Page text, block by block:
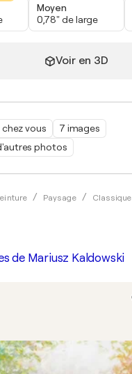
vous
7 images
photos
Paysage Classique
Moyen
0,78" de large
Voir en 3D
de Mariusz Kaldowski